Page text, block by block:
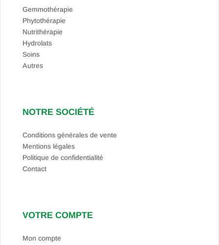
Gemmothérapie
Phytothérapie
Nutrithérapie
Hydrolats
Soins
Autres
NOTRE SOCIÉTÉ
Conditions générales de vente
Mentions légales
Politique de confidentialité
Contact
VOTRE COMPTE
Mon compte